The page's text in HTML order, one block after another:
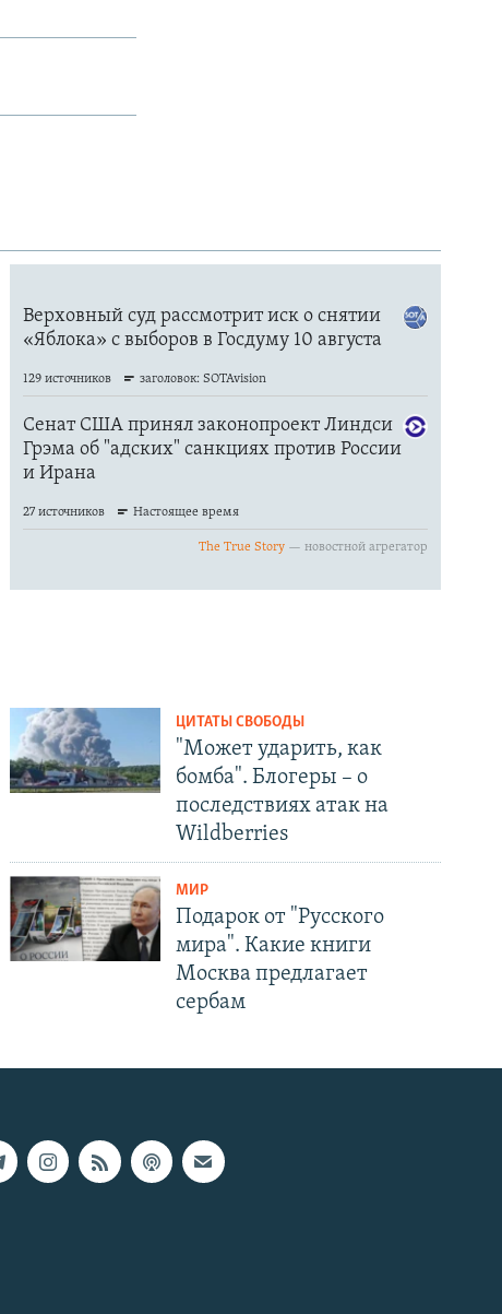
ЦИТАТЫ СВОБОДЫ
"Может ударить, как
бомба". Блогеры – о
последствиях атак на
Wildberries
МИР
Подарок от "Русского
мира". Какие книги
Москва предлагает
сербам